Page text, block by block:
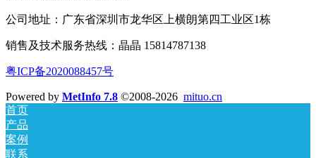
公司地址：广东省深圳市龙华区上横朗第四工业区1栋
销售及技术服务热线：晶晶 15814787138
粤ICP备2020088457号
Powered by MetInfo 7.8 ©2008-2026 mituo.cn
首页
产品
案例
联系